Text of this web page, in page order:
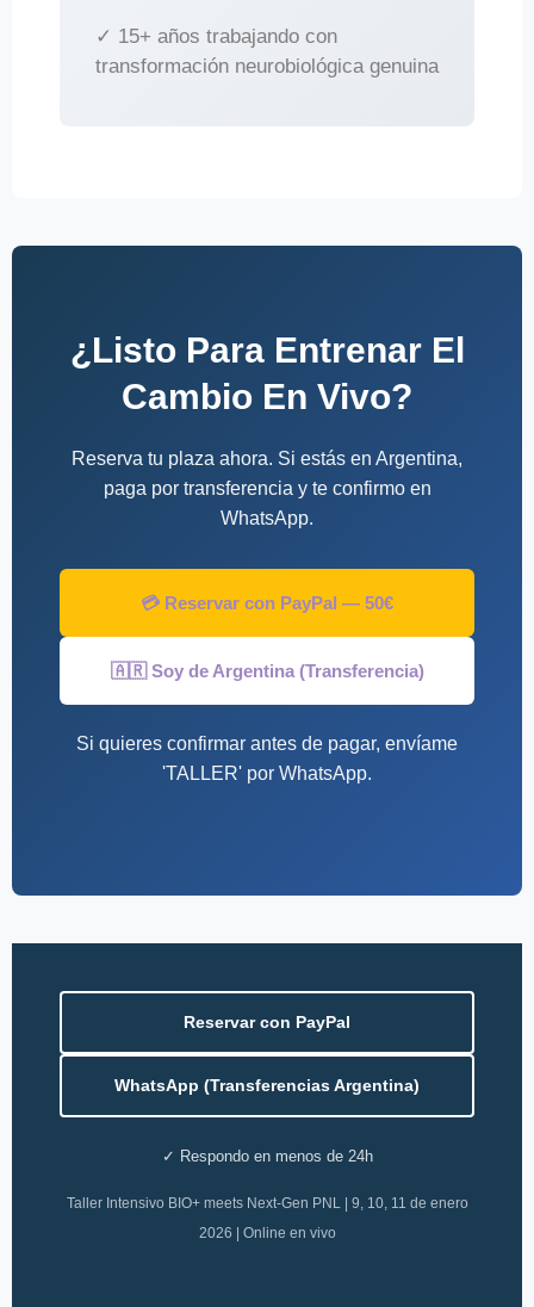
✓ 15+ años trabajando con
transformación neurobiológica genuina
¿Listo Para Entrenar El
Cambio En Vivo?
Reserva tu plaza ahora. Si estás en Argentina,
paga por transferencia y te confirmo en
WhatsApp.
💳 Reservar con PayPal — 50€
🇦🇷 Soy de Argentina (Transferencia)
Si quieres confirmar antes de pagar, envíame
'TALLER' por WhatsApp.
Reservar con PayPal
WhatsApp (Transferencias Argentina)
✓ Respondo en menos de 24h
Taller Intensivo BIO+ meets Next-Gen PNL | 9, 10, 11 de enero
2026 | Online en vivo